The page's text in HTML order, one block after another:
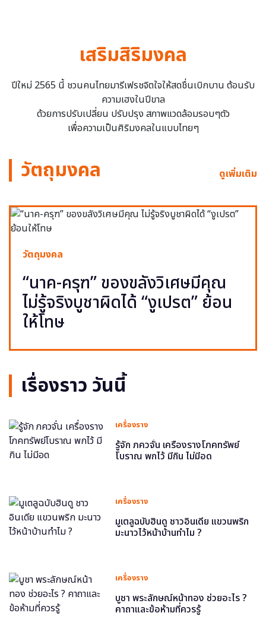
เสริมสิริมงคล
ปีใหม่ 2565 นี้ ชวนคนไทยมารีเฟรชจิตใจให้สดชื่นเบิกบาน ต้อนรับ
ความเฮงในปีขาล
ด้วยการปรับเปลี่ยน ปรับปรุง สภาพแวดล้อมรอบๆตัว
เพื่อความเป็นศิริมงคลในแบบไทยๆ
วัตถุมงคล ดูเพิ่มเติม
วัตถุมงคล
“นาค-ครุฑ” ของขลังวิเศษมีคุณ
ไม่รู้จริงบูชาผิดได้ “งูเปรต” ย้อน
ให้โทษ
เรื่องราว วันนี้
เครื่องราง
รู้จัก ภควจั่น เครื่องรางโภคทรัพย์
โบราณ พกไว้ มีกิน ไม่มีอด
เครื่องราง
มูเตลูฉบับฮินดู ชาวอินเดีย แขวนพริก
มะนาวไว้หน้าบ้านทำไม ?
เครื่องราง
บูชา พระลักษณ์หน้าทอง ช่วยอะไร ?
คาถาและข้อห้ามที่ควรรู้